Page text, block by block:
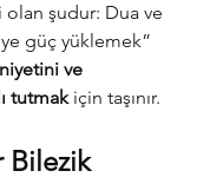
şudur: Dua ve
güç yüklemek”
ve
tutmak için taşınır.
Bilezik